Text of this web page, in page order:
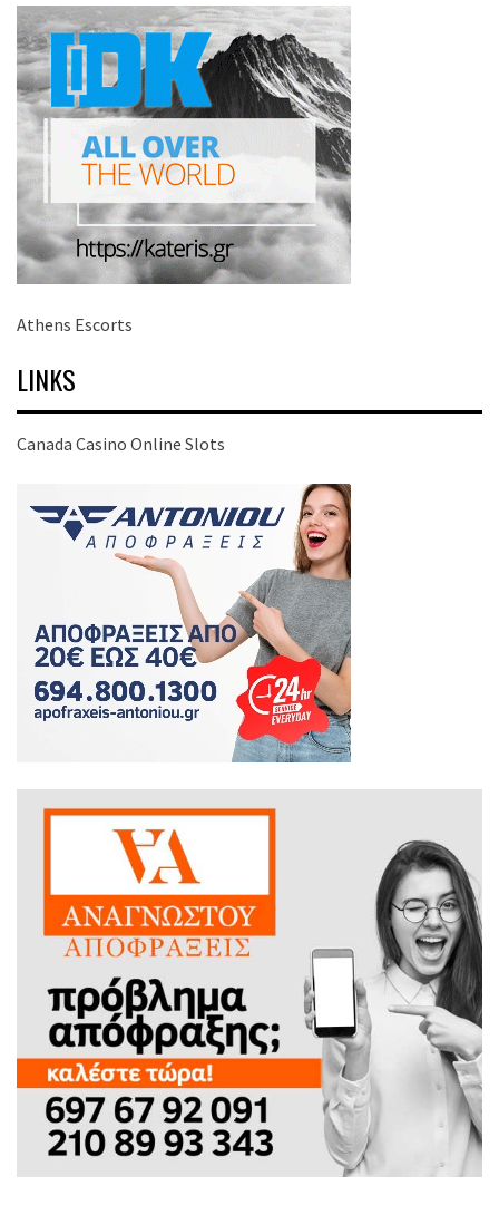
Athens Escorts
LINKS
Canada Casino Online Slots